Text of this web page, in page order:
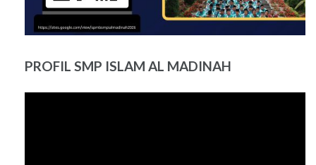
PROFIL SMP ISLAM AL MADINAH